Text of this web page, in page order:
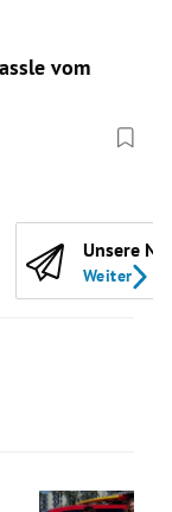
vom
Unsere
Weiter